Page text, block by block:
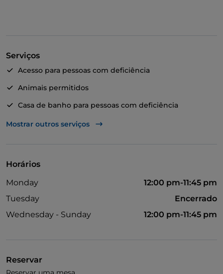
Serviços
Acesso para pessoas com deficiência
Animais permitidos
Casa de banho para pessoas com deficiência
Jantar com espetáculo
Área de fumadores
Mostrar outros serviços
Horários
Monday
12:00 pm-11:45 pm
Tuesday
Encerrado
Wednesday - Sunday
12:00 pm-11:45 pm
Reservar